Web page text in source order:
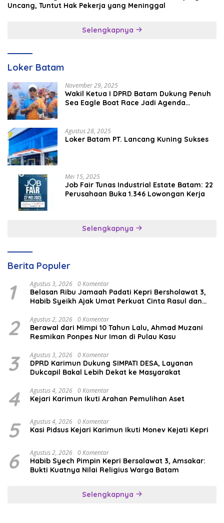
Uncang, Tuntut Hak Pekerja yang Meninggal
Selengkapnya
Loker Batam
November 29, 2025
Wakil Ketua I DPRD Batam Dukung Penuh
Sea Eagle Boat Race Jadi Agenda
Agustus 28, 2025
Loker Batam PT. Lancang Kuning Sukses
Mei 15, 2025
Job Fair Tunas Industrial Estate Batam: 22
Perusahaan Buka 1.346 Lowongan Kerja
Selengkapnya
Berita Populer
1 Agustus 3, 2026 0 Komentar
Belasan Ribu Jamaah Padati Kepri Bersholawat 3,
Habib Syeikh Ajak Umat Perkuat Cinta Rasul dan
2 Agustus 2, 2026 0 Komentar
Berawal dari Mimpi 10 Tahun Lalu, Ahmad Muzani
Resmikan Ponpes Nur Iman di Pulau Kasu
3 Agustus 3, 2026 0 Komentar
DPRD Karimun Dukung SIMPATI DESA, Layanan
Dukcapil Bakal Lebih Dekat ke Masyarakat
4 Agustus 4, 2026 0 Komentar
Kejari Karimun Ikuti Arahan Pemulihan Aset
5 Agustus 4, 2026 0 Komentar
Kasi Pidsus Kejari Karimun Ikuti Monev Kejati Kepri
6 Agustus 2, 2026 0 Komentar
Habib Syech Pimpin Kepri Bersalawat 3, Amsakar:
Bukti Kuatnya Nilai Religius Warga Batam
Selengkapnya